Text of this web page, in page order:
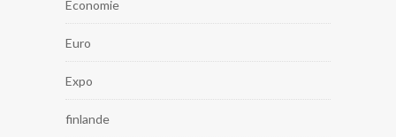
Economie
Euro
Expo
finlande